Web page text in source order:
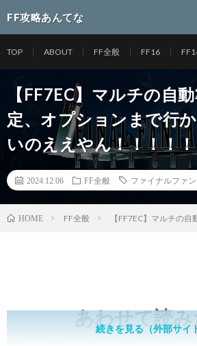
FF攻略あんてな
TOP ABOUT FF全般 FF16
【FF7EC】マルチの自
定、オプションまで行
いのええやん！！！！！
2024.12.06 FF全般 ファイナルファ
HOME FF全般 【FF7EC】マルチの
あわせて読
続きを見る（外部サイ